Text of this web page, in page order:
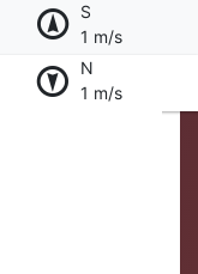
S
1 m/s
N
1 m/s